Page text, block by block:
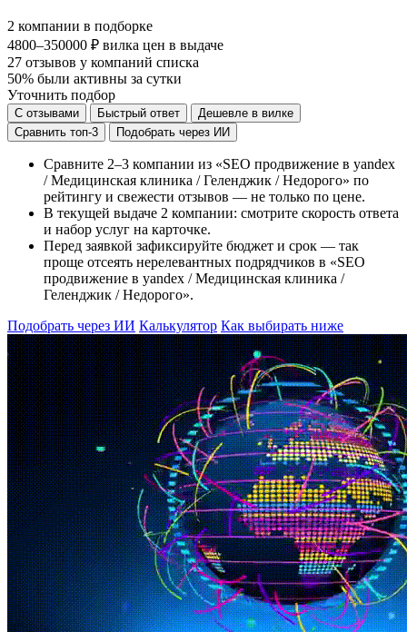
2 компании в подборке
4800–350000 ₽ вилка цен в выдаче
27 отзывов у компаний списка
50% были активны за сутки
Уточнить подбор
С отзывами Быстрый ответ
Дешевле в вилке
Сравнить топ-3
Подобрать через ИИ
Сравните 2–3 компании из «SEO продвижение в yandex
/ Медицинская клиника / Геленджик / Недорого» по
рейтингу и свежести отзывов — не только по цене.
В текущей выдаче 2 компании: смотрите скорость ответа
и набор услуг на карточке.
Перед заявкой зафиксируйте бюджет и срок — так
проще отсеять нерелевантных подрядчиков в «SEO
продвижение в yandex / Медицинская клиника /
Геленджик / Недорого».
Подобрать через ИИ Калькулятор Как выбирать ниже